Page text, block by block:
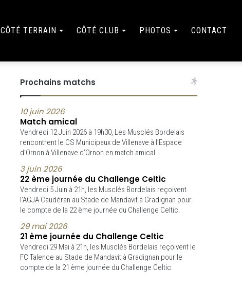
CÔTÉ TERRAIN CÔTÉ CLUB PHOTOS CONTACT
Prochains matchs
10 juin 2026
Match amical
Vendredi 12 Juin 2026 à 19h30, Les Musclés Bordelais
rencontrent le CS Municipaux de Villenave à l’Espace
d’Ornon à Villenave d’Ornon en match amical.
3 juin 2026
22 ème journée du Challenge Celtic
Vendredi 5 Juin à 21h, les Musclés Bordelais reçoivent
l’AGJA Caudéran au Stade de Mandavit à Gradignan pour
le compte de la 22 ème journée du Challenge Celtic.
29 mai 2026
21 ème journée du Challenge Celtic
Vendredi 29 Mai à 21h, les Musclés Bordelais reçoivent le
FC Talence au Stade de Mandavit à Gradignan pour le
compte de la 21 ème journée du Challenge Celtic.